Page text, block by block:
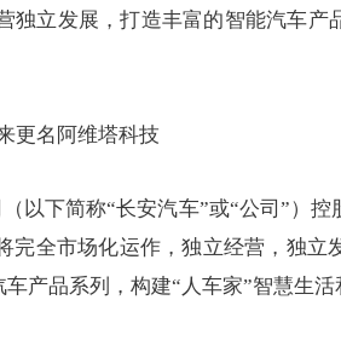
立发展，打造丰富的智能汽车产
以下简称“长安汽车”或“公司”）
全市场化运作，独立经营，独立
产品系列，构建“人车家”智慧生活